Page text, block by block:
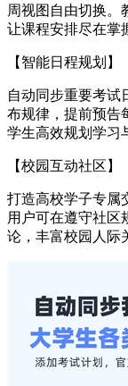
周视图自由切换。
让课程安排尽在掌
【智能日程规划】
自动同步重要考试
布规律，提前预告
学生高效规划学习
【校园互动社区】
打造高校学子专属
用户可在遵守社区
论，丰富校园人际